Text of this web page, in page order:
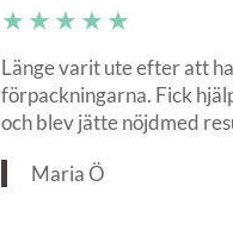
★★★★★
Länge varit ute efter att
förpackningarna. Fick
och blev jätte nöjdmed
Maria Ö